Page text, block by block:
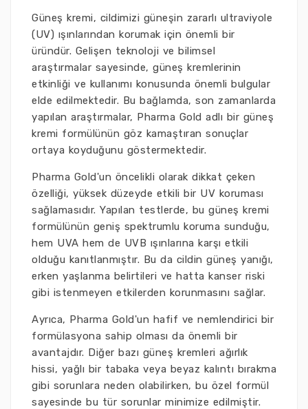
Güneş kremi, cildimizi güneşin zararlı ultraviyole
(UV) ışınlarından korumak için önemli bir
üründür. Gelişen teknoloji ve bilimsel
araştırmalar sayesinde, güneş kremlerinin
etkinliği ve kullanımı konusunda önemli bulgular
elde edilmektedir. Bu bağlamda, son zamanlarda
yapılan araştırmalar, Pharma Gold adlı bir güneş
kremi formülünün göz kamaştıran sonuçlar
ortaya koyduğunu göstermektedir.
Pharma Gold'un öncelikli olarak dikkat çeken
özelliği, yüksek düzeyde etkili bir UV koruması
sağlamasıdır. Yapılan testlerde, bu güneş kremi
formülünün geniş spektrumlu koruma sunduğu,
hem UVA hem de UVB ışınlarına karşı etkili
olduğu kanıtlanmıştır. Bu da cildin güneş yanığı,
erken yaşlanma belirtileri ve hatta kanser riski
gibi istenmeyen etkilerden korunmasını sağlar.
Ayrıca, Pharma Gold'un hafif ve nemlendirici bir
formülasyona sahip olması da önemli bir
avantajdır. Diğer bazı güneş kremleri ağırlık
hissi, yağlı bir tabaka veya beyaz kalıntı bırakma
gibi sorunlara neden olabilirken, bu özel formül
sayesinde bu tür sorunlar minimize edilmiştir.